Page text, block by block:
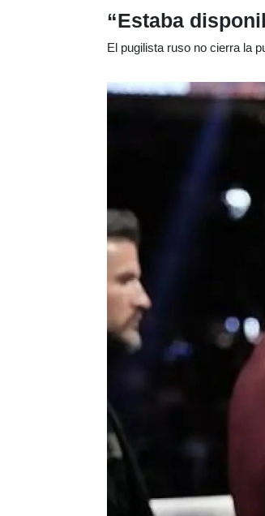
“Estaba
El pugilista ruso no cierra la